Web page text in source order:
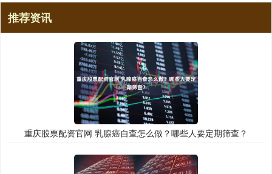
推荐资讯
重庆股票配资官网 乳腺癌自查怎么做？哪些人要定期筛查？